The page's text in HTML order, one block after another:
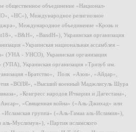
общественное объединение «Национал-
«НС»), Международное религиозное
Международное объединение «Кровь и
«B&H», «BandH»), Украинская организация
«Украинская национальная ассамблея –
(УНА - УНСО), Украинская организация
(УПА), Украинская организация «Тризуб им.
«Братство», Полк «Азов», «Айдар»,
«ВОЛЯ», «Высший военный Маджлисуль Шура
«Конгресс народов Ичкерии и Дагестана»,
«Священная война» («Аль-Джихад» или
группа» («Аль-Гамаа аль-Исламия»),
Муслимун»), «Партия исламского